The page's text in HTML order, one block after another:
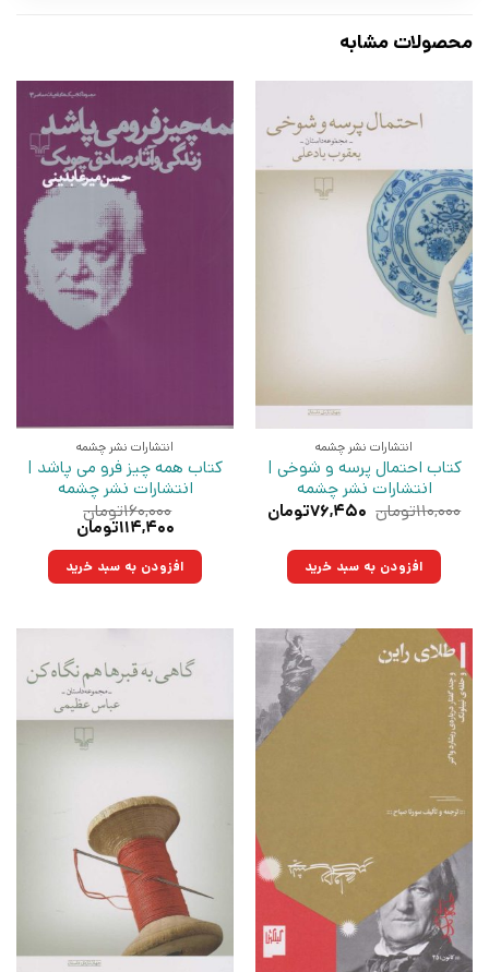
محصولات مشابه
انتشارات نشر چشمه
کتاب احتمال پرسه و شوخی |
انتشارات نشر چشمه
۱۱۰,۰۰۰تومان قیمت
بود.
۷۶,۴۵۰تومان
افزودن به سبد خرید
انتشارات نشر چشمه
کتاب همه چیز فرو می پاشد |
انتشارات نشر چشمه
۱۶۰,۰۰۰تومان
قیمت
۱۶۰,۰۰۰تومان
بود.
۱۱۴,۴۰۰تومان
۱۱۴,۴۰۰تومان.افزودن به سبد خرید